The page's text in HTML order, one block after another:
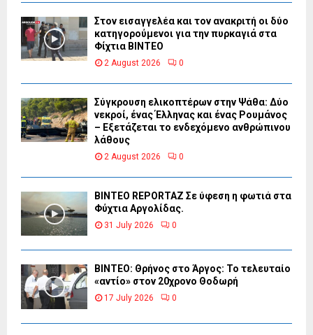
Στον εισαγγελέα και τον ανακριτή οι δύο
κατηγορούμενοι για την πυρκαγιά στα
Φίχτια ΒΙΝΤΕΟ
2 August 2026 0
Σύγκρουση ελικοπτέρων στην Ψάθα: Δύο
νεκροί, ένας Έλληνας και ένας Ρουμάνος
– Εξετάζεται το ενδεχόμενο ανθρώπινου
λάθους
2 August 2026 0
BINTEO REPORTAZ Σε ύφεση η φωτιά στα
Φύχτια Αργολίδας.
31 July 2026 0
ΒΙΝΤΕΟ: Θρήνος στο Άργος: Το τελευταίο
«αντίο» στον 20χρονο Θοδωρή
17 July 2026 0